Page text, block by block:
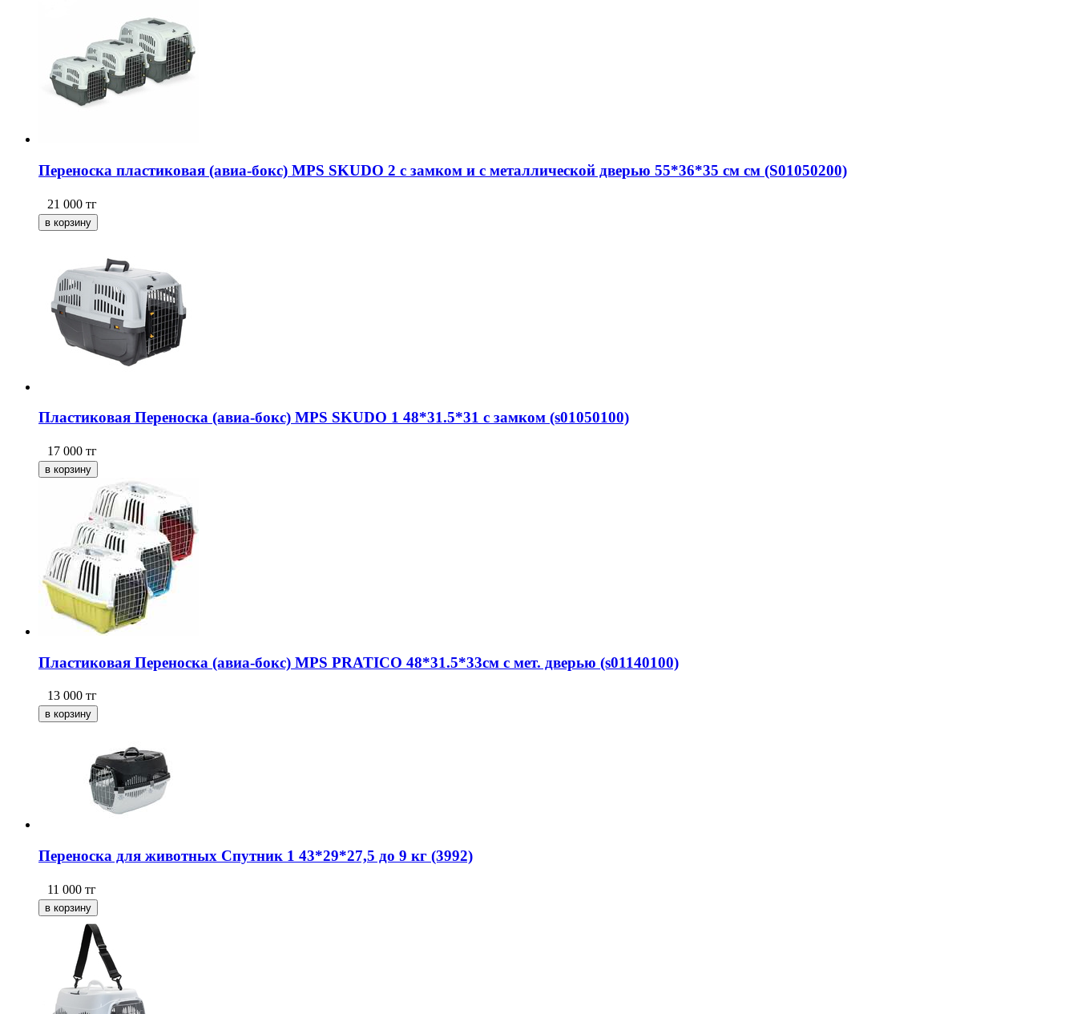
Переноска пластиковая (авиа-бокс) MPS SKUDO 2 c замком и с металлической дверью 55*36*35 см см (S01050200)
21 000 тг
Пластиковая Переноска (авиа-бокс) MPS SKUDO 1 48*31.5*31 с замком (s01050100)
17 000 тг
Пластиковая Переноска (авиа-бокс) MPS PRATICO 48*31.5*33см с мет. дверью (s01140100)
13 000 тг
Переноска для животных Спутник 1 43*29*27,5 до 9 кг (3992)
11 000 тг